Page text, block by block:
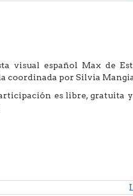
visual español Max de
coordinada por Silvia
es libre, gratuita